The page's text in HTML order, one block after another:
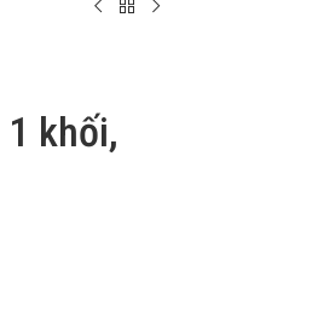
1 khối,